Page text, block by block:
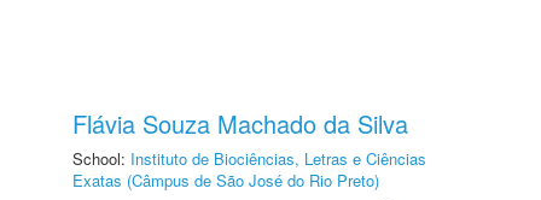
Flávia Souza Machado da Silva
School: Instituto de Biociências, Letras e Ciências
Exatas (Câmpus de São José do Rio Preto)